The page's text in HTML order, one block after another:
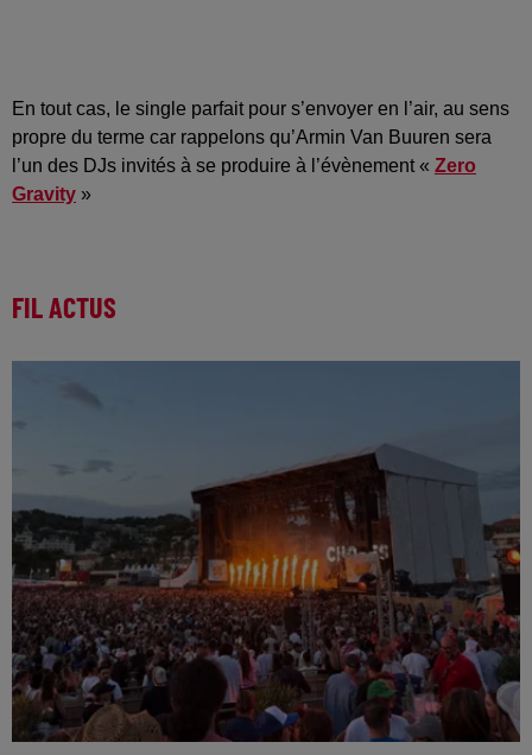
En tout cas, le single parfait pour s’envoyer en l’air, au sens
propre du terme car rappelons qu’Armin Van Buuren sera
l’un des DJs invités à se produire à l’évènement « Zero
Gravity »
FIL ACTUS